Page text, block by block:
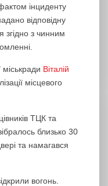
інциденту
відповідну
згідно з чинним
Віталій
місцевого
ТЦК та
близько 30
та намагався
вогонь.